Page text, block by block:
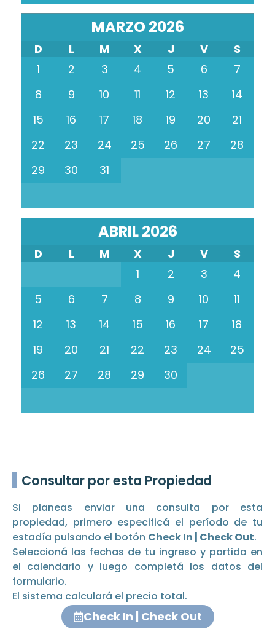
MARZO 2026
D L M X J V
S
1
2 3 4 5 6
7
8
9 10 11 12 13
14
15
16 17 18 19 20
21
22
23 24 25 26 27
28
29
30 31
ABRIL 2026
D L M X J V
S
1
2 3
4
5
6 7 8 9 10
11
12
13 14 15 16 17
18
19
20 21 22 23 24
25
26
27 28 29 30
Consultar por esta Propiedad
Si planeas enviar una consulta por esta
propiedad, primero especificá el período de tu
estadía pulsando el botón Check In | Check Out.
Seleccioná las fechas de tu ingreso y partida en
el calendario y luego completá los datos del
formulario.
El sistema calculará el precio total.
Check In | Check Out